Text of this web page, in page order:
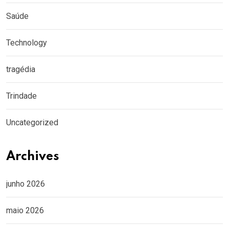
Saúde
Technology
tragédia
Trindade
Uncategorized
Archives
junho 2026
maio 2026